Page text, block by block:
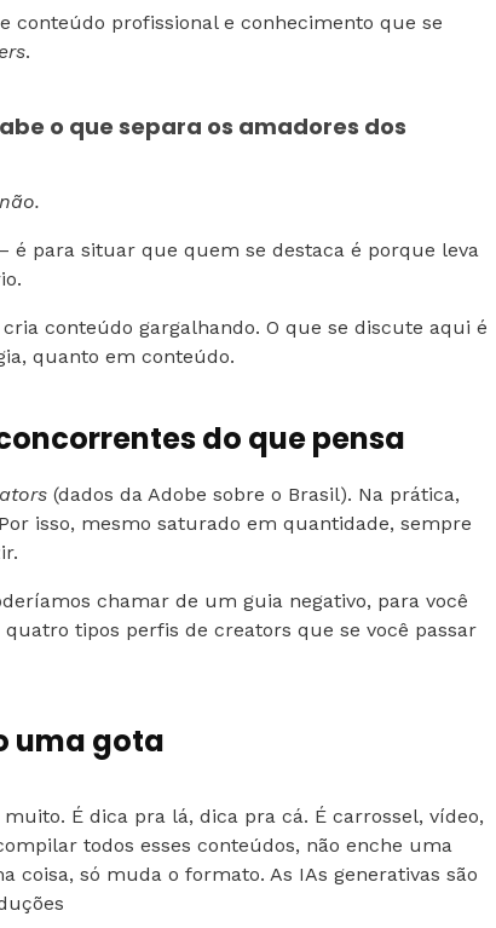
conteúdo profissional e conhecimento que se
.
o que separa os amadores dos
é para situar que quem se destaca é porque leva
conteúdo gargalhando. O que se discute aqui é
quanto em conteúdo.
do que pensa
(dados da Adobe sobre o Brasil). Na prática,
isso, mesmo saturado em quantidade, sempre
chamar de um guia negativo, para você
tipos perfis de creators que se você passar
uma gota
É dica pra lá, dica pra cá. É carrossel, vídeo,
todos esses conteúdos, não enche uma
coisa, só muda o formato. As IAs generativas são